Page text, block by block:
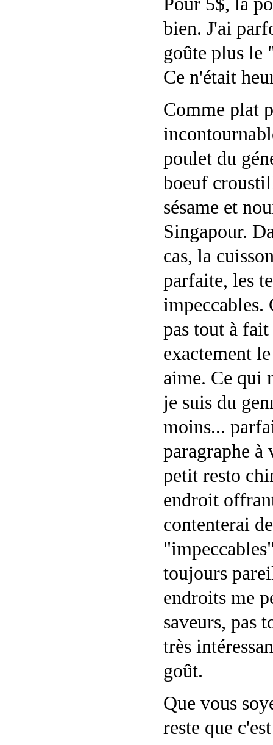
bien. J'ai
goûte plus le
Ce n'était
Comme plat
poulet du
boeuf
sésame et
Singapour.
cas, la
parfaite, les
impeccables.
pas tout à
exactement
aime. Ce qui
je suis du
moins...
paragraphe
petit resto
endroit
contenterai
toujours
endroits me
saveurs, pas
très
goût.
Que vous
reste que